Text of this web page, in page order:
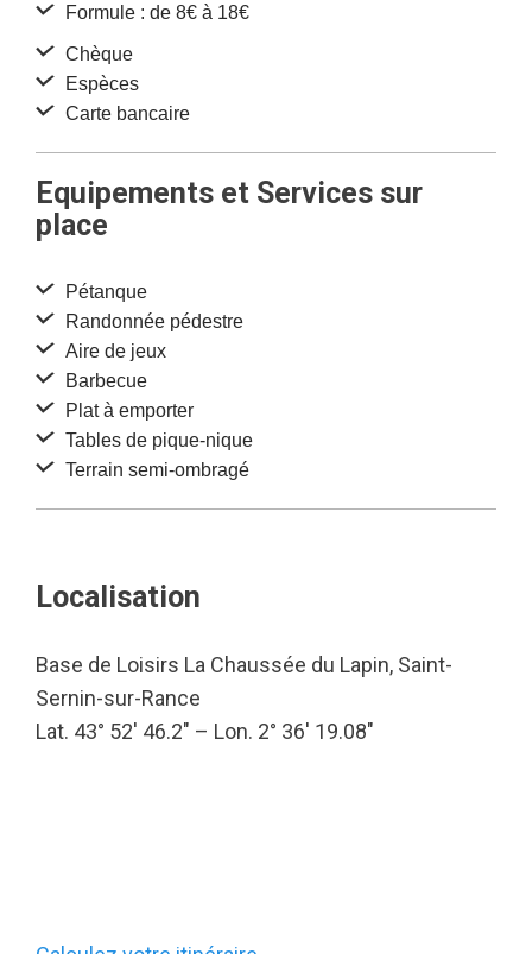
Formule : de 8€ à 18€
Chèque
Espèces
Carte bancaire
Equipements et Services sur
place
Pétanque
Randonnée pédestre
Aire de jeux
Barbecue
Plat à emporter
Tables de pique-nique
Terrain semi-ombragé
Localisation
Base de Loisirs La Chaussée du Lapin, Saint-
Sernin-sur-Rance
Lat. 43° 52′ 46.2″ – Lon. 2° 36′ 19.08″